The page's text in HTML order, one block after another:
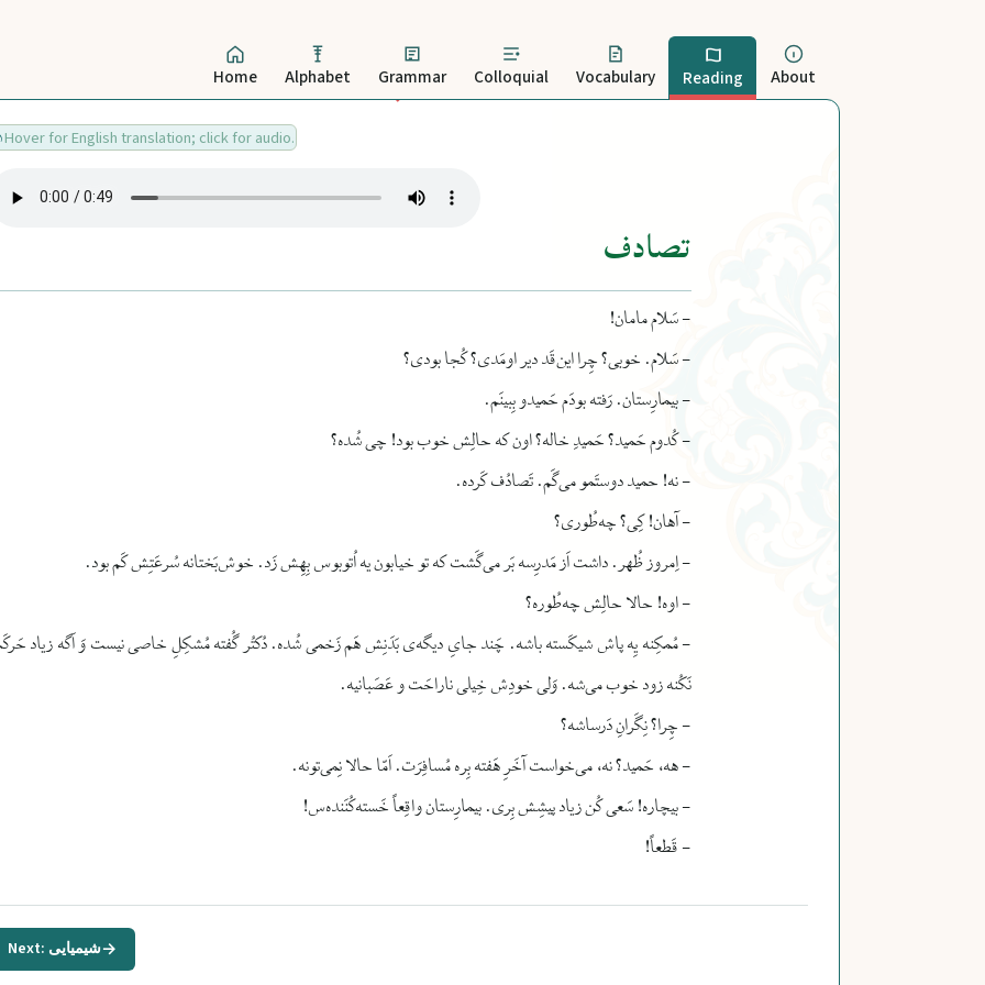
Home Alphabet Grammar Colloquial Vocabulary Reading About
Hover for English translation; click for audio.
تصادف
- سَلام مامان!
- سَلام. خوبی؟چِرا این‌قَد دیر اومَدی؟ کُجا بودی؟
- بیمارِستان.رَفته بودَم حَمیدو بِبینَم.
- کُدوم حَمید؟ حَمیدِ خاله؟اون که حالِش خوب بود! چی شُده؟
- نه! حمید دوستَمو می‌گَم.تَصادُف کَرده.
- آهان! کِی؟ چه‌طُوری؟
- اِمروز ظُهر.داشت اَز مَدرِسه بَر می‌گَشت که تو خیابون یه اُتوبوس بِهِش زَد. خوش‌بَختانه سُرعَتِش کَم بود.
- اوه! حالا حالِش چه‌طُوره؟
- مُمکِنه یِه پاش شیکَسته باشه. چَند جایِ دیگه‌ی بَدَنِش هَم زَخمی شُده.دُکتُر گُفته مُشکِلِ خاصی نیست وَ اَگه زیاد
نَکُنه زود خوب می‌شه.وَلی خودِش خِیلی ناراحَت و عَصَبانیه.
- چِرا؟ نِگَرانِ دَرساشه؟
- هه، حَمید؟نه، می‌خواست آخَرِ هَفته بِره مُسافِرَت.اَمّا حالا نِمی‌تونه.
- بیچاره!سَعی کُن زیاد پیشِش بِری.بیمارِستان واقِعاً خَسته‌کُنَنده‌س!
- قَطعاً!
Next: شیمیایی→